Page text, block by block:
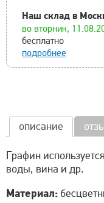
Наш склад в
во вторник,
бесплатно
подробнее
описание
Графин
воды, вина и др.
Материал: